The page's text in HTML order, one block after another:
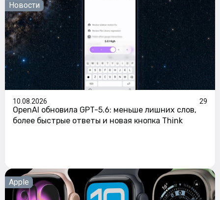
Новости
10.08.2026 29
OpenAI обновила GPT-5.6: меньше лишних слов,
более быстрые ответы и новая кнопка Think
Apple